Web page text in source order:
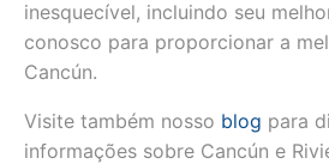
inesquecível, incluindo seu
conosco para proporcionar a
Cancún.
Visite também nosso blog para
informações sobre Cancún e